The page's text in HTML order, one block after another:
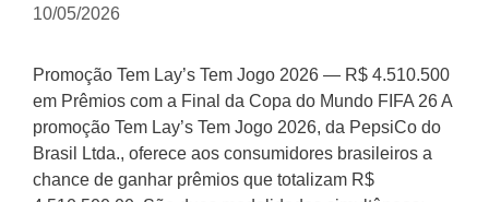
10/05/2026
Promoção Tem Lay’s Tem Jogo 2026 — R$ 4.510.500
em Prêmios com a Final da Copa do Mundo FIFA 26 A
promoção Tem Lay’s Tem Jogo 2026, da PepsiCo do
Brasil Ltda., oferece aos consumidores brasileiros a
chance de ganhar prêmios que totalizam R$